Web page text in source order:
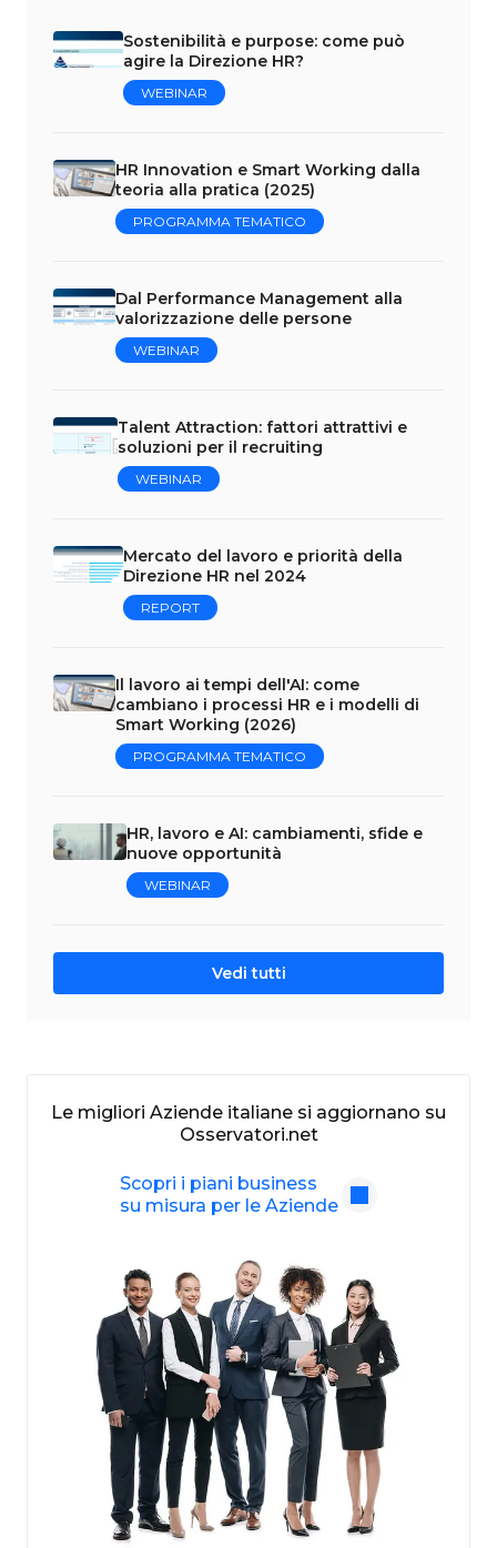
Sostenibilità e purpose: come può
agire la Direzione HR?
WEBINAR
HR Innovation e Smart Working dalla
teoria alla pratica (2025)
PROGRAMMA TEMATICO
Dal Performance Management alla
valorizzazione delle persone
WEBINAR
Talent Attraction: fattori attrattivi e
soluzioni per il recruiting
WEBINAR
Mercato del lavoro e priorità della
Direzione HR nel 2024
REPORT
Il lavoro ai tempi dell'AI: come
cambiano i processi HR e i modelli di
Smart Working (2026)
PROGRAMMA TEMATICO
HR, lavoro e AI: cambiamenti, sfide e
nuove opportunità
WEBINAR
Vedi tutti
Le migliori Aziende italiane si aggiornano su
Osservatori.net
Scopri i piani business
su misura per le Aziende